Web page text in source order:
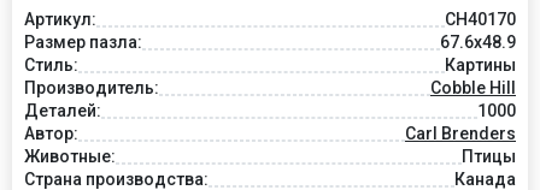
Артикул:
CH40170
Размер пазла:
67.6x48.9
Стиль:
Картины
Производитель:
Cobble Hill
Деталей:
1000
Автор:
Carl Brenders
Животные:
Птицы
Страна производства:
Канада